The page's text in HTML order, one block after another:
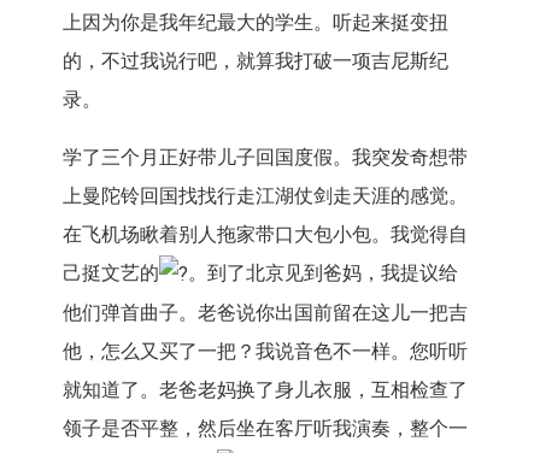
上因为你是我年纪最大的学生。听起来挺变扭
的，不过我说行吧， 就算我打破一项吉尼斯纪
录。
学了三个月正好带儿子回国度假。 我突发奇想带
上曼陀铃回国找找行走江湖仗剑走天涯的感觉。
在飞机场瞅着别人拖家带口大包小包。我觉得自
己挺文艺的
。 到了北京见到爸妈，我提议给
他们弹首曲子。 老爸说你出国前留在这儿一把吉
他，怎么又买了一把？ 我说音色不一样。您听听
就知道了。老爸老妈换了身儿衣服， 互相检查了
领子是否平整，然后坐在客厅听我演奏， 整个一